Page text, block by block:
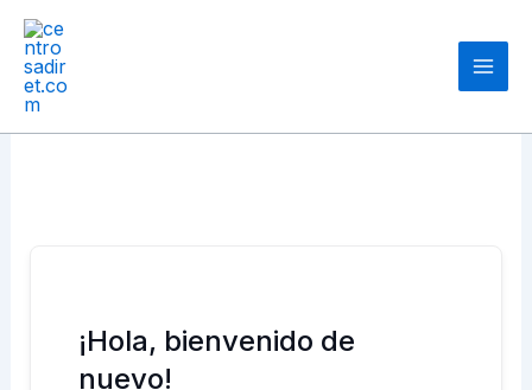
contenido
¡Hola, bienvenido de
nuevo!